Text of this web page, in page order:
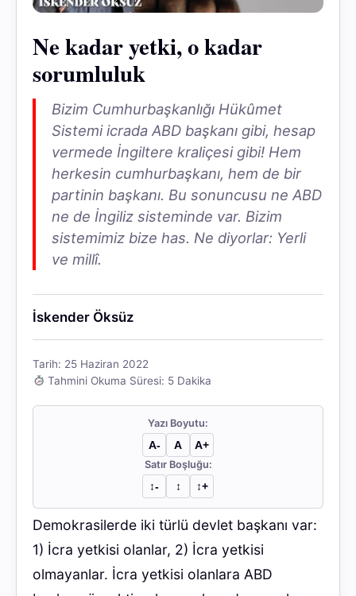
Ne kadar yetki, o kadar
sorumluluk
Bizim Cumhurbaşkanlığı Hükûmet
Sistemi icrada ABD başkanı gibi, hesap
vermede İngiltere kraliçesi gibi! Hem
herkesin cumhurbaşkanı, hem de bir
partinin başkanı. Bu sonuncusu ne ABD
ne de İngiliz sisteminde var. Bizim
sistemimiz bize has. Ne diyorlar: Yerli
ve millî.
İskender Öksüz
Tarih: 25 Haziran 2022
Tahmini Okuma Süresi: 5 Dakika
Yazı Boyutu:
A- A A+
Satır Boşluğu:
↕︎- ↕︎ ↕︎+
Demokrasilerde iki türlü devlet başkanı var:
1) İcra yetkisi olanlar, 2) İcra yetkisi
olmayanlar. İcra yetkisi olanlara ABD